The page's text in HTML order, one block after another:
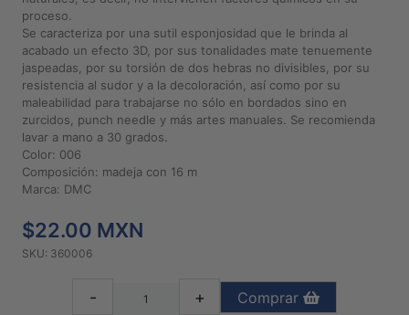
Compra
2026
Diseños
Para
Bordar
proceso.
Se caracteriza por una sutil esponjosidad que le brinda al
acabado un efecto 3D, por sus tonalidades mate tenuemente
jaspeadas, por su torsión de dos hebras no divisibles, por su
resistencia al sudor y a la decoloración, así como por su
maleabilidad para trabajarse no sólo en bordados sino en
zurcidos, punch needle y más artes manuales. Se recomienda
lavar a mano a 30 grados.
Color: 006
Composición: madeja con 16 m
Marca: DMC
$22.00 MXN
SKU: 360006
- + Comprar